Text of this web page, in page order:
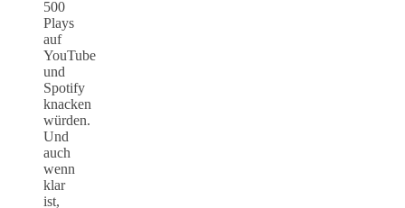
500
Plays
auf
YouTube
und
Spotify
knacken
würden.
Und
auch
wenn
klar
ist,